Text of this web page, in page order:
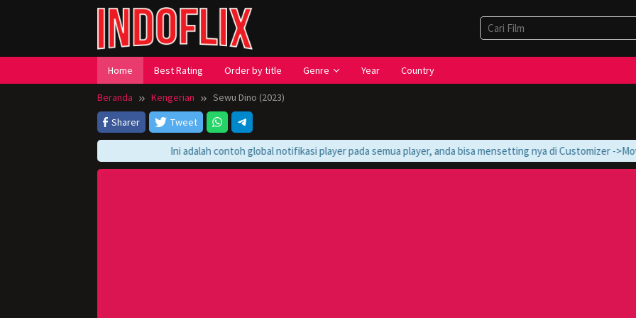
Home Best Rating Order by title Genre Year Country
Beranda Kengerian
Sewu Dino (2023)
Sharer
Tweet
Ini adalah contoh global notifikasi player pada semua player, anda bisa mensetting nya di Customizer ->Movie